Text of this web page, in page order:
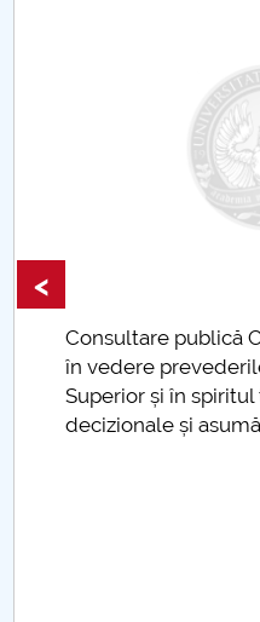
Protecția datelor
UNIVERSITATE pentru
IOSUD/CSUD-Doctorate
Comisie de etica
Accesibilitate pentru
Raportul Conducerii
privind implementarea
Consultare publică
în vedere
Superior și în
decizionale și
<